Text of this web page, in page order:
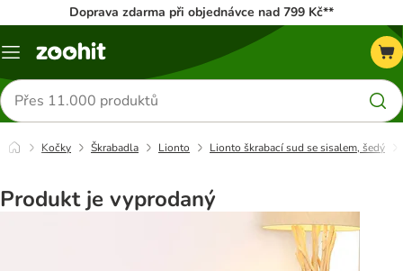
Doprava zdarma při objednávce nad 799 Kč**
Menu
Hledat
produkty
Kočky Škrabadla Lionto Lionto škrabací sud se sisalem, šedý
Produkt je vyprodaný